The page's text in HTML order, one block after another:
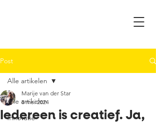
Post
Alle artikelen
Innovatie
Alle artikelen
Iedereen is creatief. Ja,
Marije van der Star
8 mei 2024